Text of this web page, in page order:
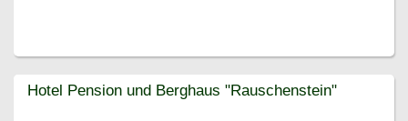
Hotel Pension und Berghaus "Rauschenstein"
Hotel Pension und Berghaus "Rauschenstein"